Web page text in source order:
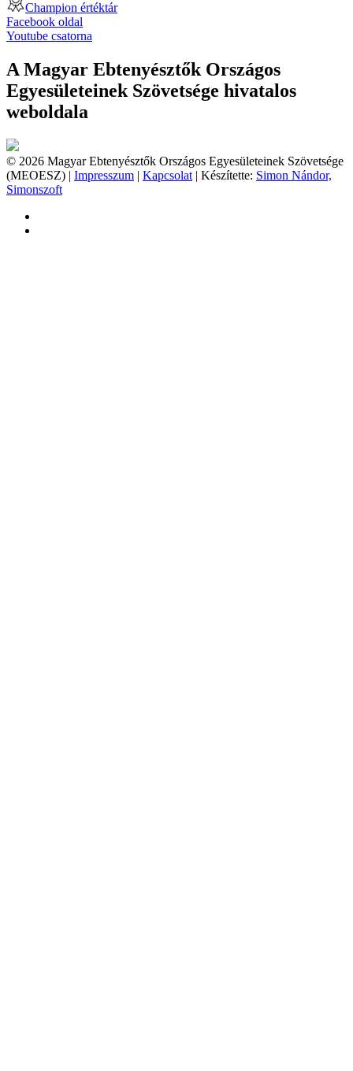
Champion értéktár
Facebook oldal
Youtube csatorna
A Magyar Ebtenyésztők Országos
Egyesületeinek Szövetsége hivatalos
weboldala
© 2026 Magyar Ebtenyésztők Országos Egyesületeinek Szövetsége
(MEOESZ) | Impresszum | Kapcsolat | Készítette: Simon Nándor,
Simonszoft